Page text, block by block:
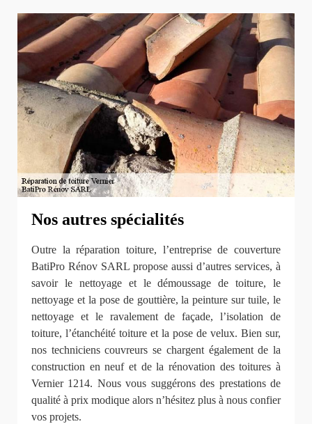
Nos autres spécialités
Outre la réparation toiture, l’entreprise de couverture
BatiPro Rénov SARL propose aussi d’autres services, à
savoir le nettoyage et le démoussage de toiture, le
nettoyage et la pose de gouttière, la peinture sur tuile, le
nettoyage et le ravalement de façade, l’isolation de
toiture, l’étanchéité toiture et la pose de velux. Bien sur,
nos techniciens couvreurs se chargent également de la
construction en neuf et de la rénovation des toitures à
Vernier 1214. Nous vous suggérons des prestations de
qualité à prix modique alors n’hésitez plus à nous confier
vos projets.